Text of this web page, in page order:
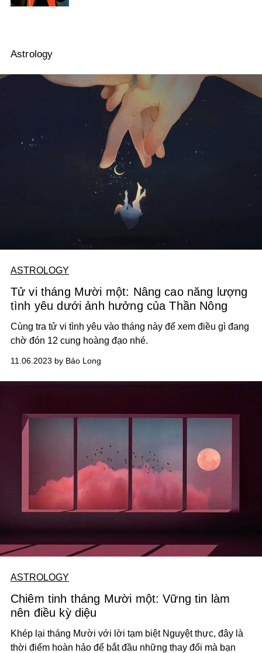
Astrology
ASTROLOGY
Tử vi tháng Mười một: Nâng cao năng lượng
tình yêu dưới ảnh hưởng của Thần Nông
Cùng tra tử vi tình yêu vào tháng này để xem điều gì đang
chờ đón 12 cung hoàng đạo nhé.
11.06.2023 by Bảo Long
ASTROLOGY
Chiêm tinh tháng Mười một: Vững tin làm
nên điều kỳ diệu
Khép lại tháng Mười với lời tạm biệt Nguyệt thực, đây là
thời điểm hoàn hảo để bắt đầu những thay đổi mà bạn